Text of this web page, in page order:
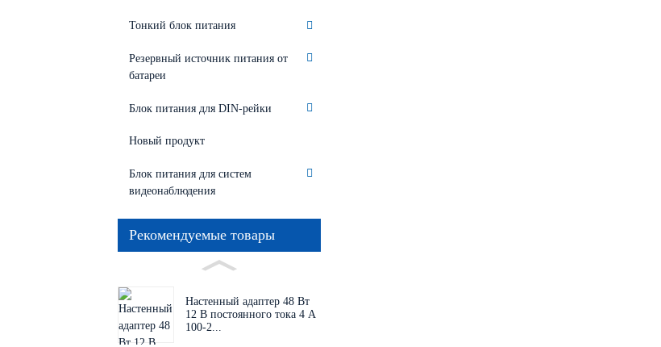
Тонкий блок питания
Резервный источник питания от
батареи
Блок питания для DIN-рейки
Новый продукт
Блок питания для систем
видеонаблюдения
Рекомендуемые товары
Настенный адаптер 48 Вт
12 В постоянного тока 4 А
100-2...